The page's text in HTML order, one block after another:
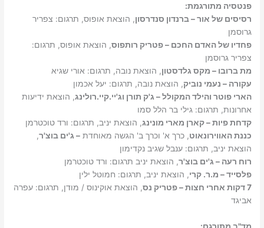
פנטסיה מתורגמת:
רסיסים של אור – ברנדון סנדרסון, הוצאת אופוס, תרגום: צפריר
גרוסמן
פחדיו של האדם החכם – פטריק רותפוס, הוצאת אופוס, תרגום:
צפריר גרוסמן
מת ברובו – מקס גלדסטון, הוצאת נובה, תרגום: אורי שגיא
עקורה – נעמי נוביק, הוצאת נובה, תרגום: יעל אכמון
הארי פוטר והילד המקולל – ג'ק תורן וג'יי.קיי.רולינג, הוצאת ידיעות
אחרונות, תרגום: גילי בר הלל סמו
קדחת פיות – קארן מארי מונינג, הוצאת יניב, תרגום: ורד טוכטרמן
כננת האווירונאוט, כרך א' וכרך ב' הגשה מאוחדת– ג'ים בוצ'ר,
הוצאת יניב, תרגום: ענבל שגיב נקדימון
רוח רעה – ג'ים בוצ'ר, הוצאת יניב תרגום: ורד טוכטרמן
פלסייד – מ.ר. קרי, הוצאת יניב, תרגום: חמוטל ילין
7 דקות אחרי חצות – פטריק נס
, הוצאת אוקינוס / מודן, תרגום: עפרה
אביגד